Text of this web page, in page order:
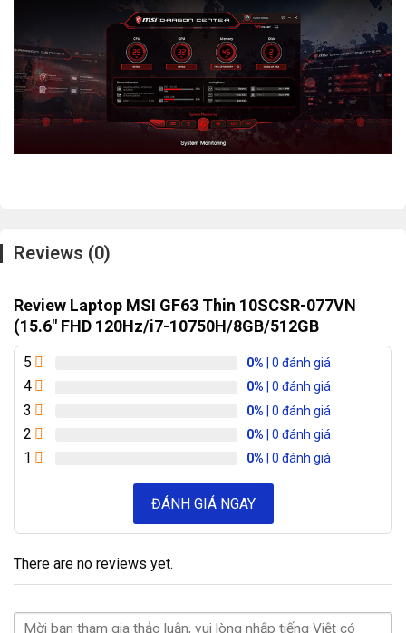
Reviews (0)
Review Laptop MSI GF63 Thin 10SCSR-077VN
(15.6″ FHD 120Hz/i7-10750H/8GB/512GB
5 0% | 0 đánh giá
4 0% | 0 đánh giá
3 0% | 0 đánh giá
2 0% | 0 đánh giá
1 0% | 0 đánh giá
ĐÁNH GIÁ NGAY
There are no reviews yet.